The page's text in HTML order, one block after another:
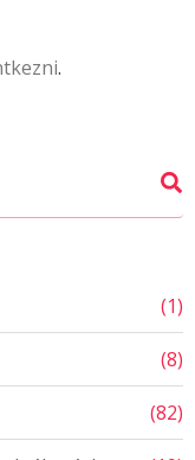
.
(1)
(8)
(82)